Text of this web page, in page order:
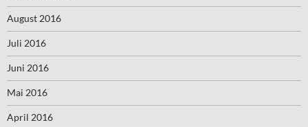
August 2016
Juli 2016
Juni 2016
Mai 2016
April 2016